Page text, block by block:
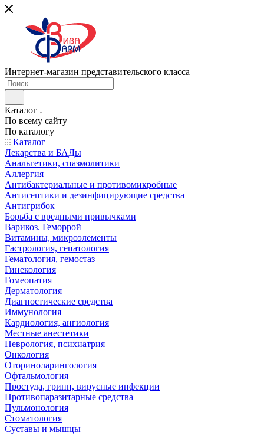
Интернет-магазин представительского класса
Каталог
По всему сайту
По каталогу
Каталог
Лекарства и БАДы
Анальгетики, спазмолитики
Аллергия
Антибактериальные и противомикробные
Антисептики и дезинфицирующие средства
Антигрибок
Борьба с вредными привычками
Варикоз. Геморрой
Витамины, микроэлементы
Гастрология, гепатология
Гематология, гемостаз
Гинекология
Гомеопатия
Дерматология
Диагностические средства
Иммунология
Кардиология, ангиология
Местные анестетики
Неврология, психиатрия
Онкология
Оториноларингология
Офтальмология
Простуда, грипп, вирусные инфекции
Противопаразитарные средства
Пульмонология
Стоматология
Суставы и мышцы